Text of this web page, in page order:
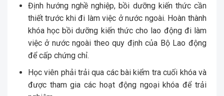
Định hướng nghề nghiệp, bồi dưỡng kiến thức cần
thiết trước khi đi làm việc ở nước ngoài. Hoàn thành
khóa học bồi dưỡng kiến thức cho lao động đi làm
việc ở nước ngoài theo quy định của Bộ Lao động
để cấp chứng chỉ.
Học viên phải trải qua các bài kiểm tra cuối khóa và
được tham gia các hoạt động ngoại khóa để trải